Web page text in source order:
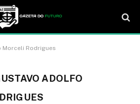
Morceli Rodrigues
ADOLFO